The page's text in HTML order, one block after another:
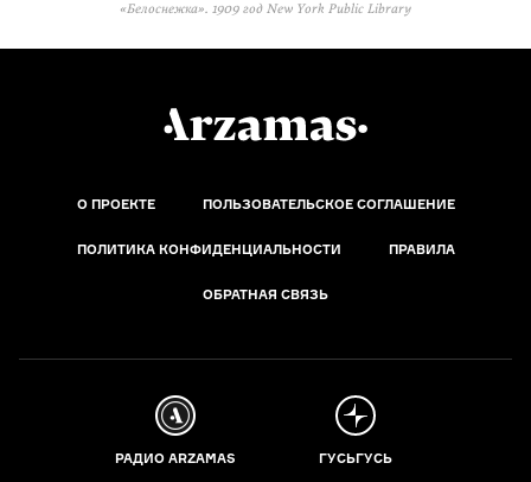
«Белоснежка». 1909 год New York Public Library
О ПРОЕКТЕ ПОЛЬЗОВАТЕЛЬСКОЕ СОГЛАШЕНИЕ
ПОЛИТИКА КОНФИДЕНЦИАЛЬНОСТИ ПРАВИЛА
ОБРАТНАЯ СВЯЗЬ
РАДИО ARZAMAS ГУСЬГУСЬ